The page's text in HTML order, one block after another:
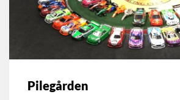
Pilegården